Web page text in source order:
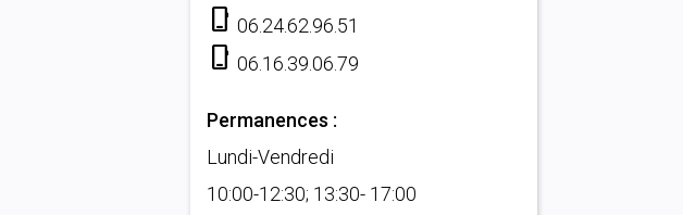
phone_iphone 06.24.62.96.51
phone_iphone 06.16.39.06.79
Permanences :
Lundi-Vendredi
10:00-12:30; 13:30- 17:00